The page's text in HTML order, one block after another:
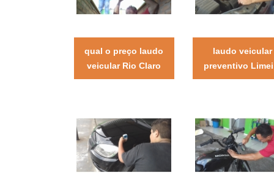
qual o preço laudo
veicular Rio Claro
laudo veicular
preventivo